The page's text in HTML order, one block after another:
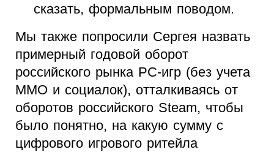
сказать, формальным поводом.
Мы также попросили Сергея назвать
примерный годовой оборот
российского рынка PC-игр (без учета
MMO и социалок), отталкиваясь от
оборотов российского Steam, чтобы
было понятно, на какую сумму с
цифрового игрового ритейла